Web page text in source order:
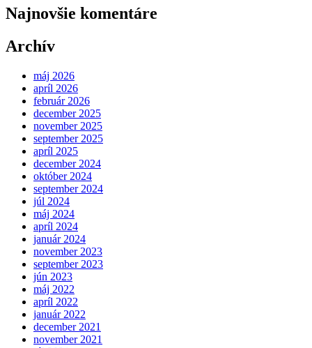
Najnovšie komentáre
Archív
máj 2026
apríl 2026
február 2026
december 2025
november 2025
september 2025
apríl 2025
december 2024
október 2024
september 2024
júl 2024
máj 2024
apríl 2024
január 2024
november 2023
september 2023
jún 2023
máj 2022
apríl 2022
január 2022
december 2021
november 2021